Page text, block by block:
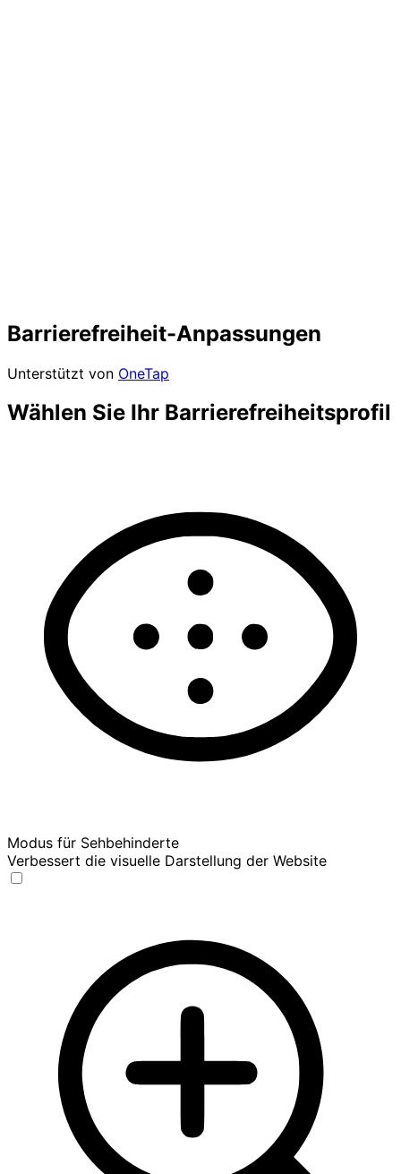
Barrierefreiheit-Anpassungen
Unterstützt von OneTap
Wählen Sie Ihr Barrierefreiheitsprofil
Modus für Sehbehinderte
Verbessert die visuelle Darstellung der Website